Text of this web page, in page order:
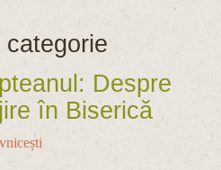
Despre
în Biserică